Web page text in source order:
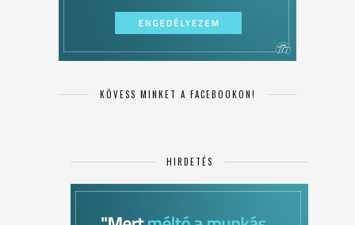
KÖVESS MINKET A FACEBOOKON!
HIRDETÉS